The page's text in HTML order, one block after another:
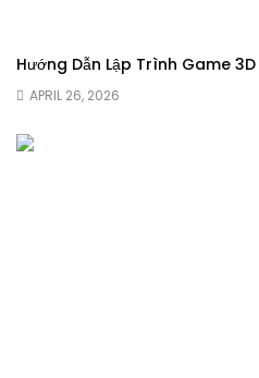
Hướng Dẫn Lập Trình Game
APRIL 26, 2026